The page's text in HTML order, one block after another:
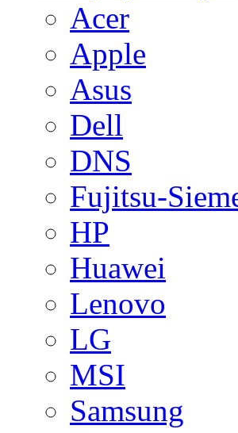
Acer
Apple
Asus
Dell
DNS
Fujitsu-
HP
Huawei
Lenovo
LG
MSI
Samsung